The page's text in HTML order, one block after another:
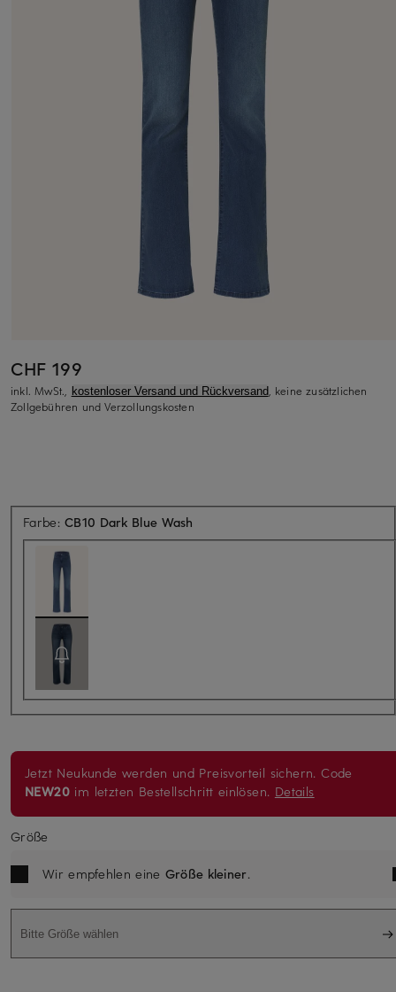
CHF 199
inkl. MwSt., kostenloser Versand und Rückversand, keine zusätzlichen
Zollgebühren und Verzollungskosten
Farbe:CB10 Dark Blue Wash
Jetzt Neukunde werden und Preisvorteil sichern. Code
NEW20 im letzten Bestellschritt einlösen. Details
Größe
Wir empfehlen eine Größe kleiner.
Bitte Größe wählen